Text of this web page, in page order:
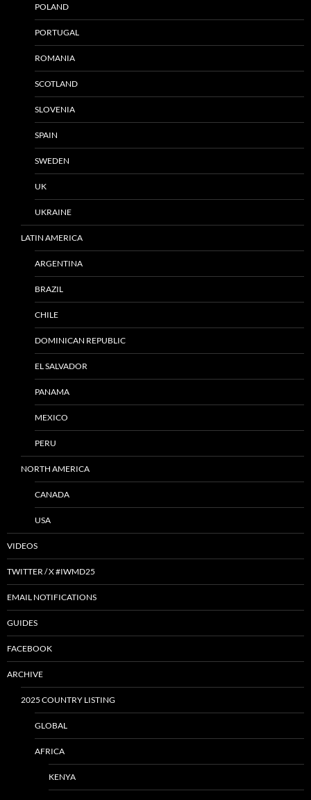
POLAND
PORTUGAL
ROMANIA
SCOTLAND
SLOVENIA
SPAIN
SWEDEN
UK
UKRAINE
LATIN AMERICA
ARGENTINA
BRAZIL
CHILE
DOMINICAN REPUBLIC
EL SALVADOR
PANAMA
MEXICO
PERU
NORTH AMERICA
CANADA
USA
VIDEOS
TWITTER / X #IWMD25
EMAIL NOTIFICATIONS
GUIDES
FACEBOOK
ARCHIVE
2025 COUNTRY LISTING
GLOBAL
AFRICA
KENYA